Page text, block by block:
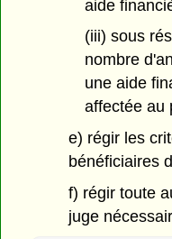
aide
(iii) sous
nombre
une aide
affectée au
e) régir les
bénéficiaires
f) régir toute
juge